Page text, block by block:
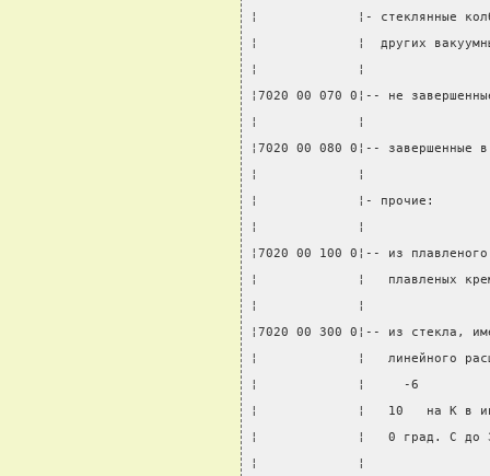
¦             ¦- стеклянные
¦             ¦  других
¦             ¦
¦7020 00 070 0¦-- не
¦             ¦
¦7020 00 080 0¦--
¦             ¦
¦             ¦- прочие:
¦             ¦
¦7020 00 100 0¦-- из
¦             ¦   плавленых
¦             ¦
¦7020 00 300 0¦-- из стекла,
¦             ¦   линейного
¦             ¦     -6
¦             ¦   10   на К в
¦             ¦   0 град. C
¦             ¦